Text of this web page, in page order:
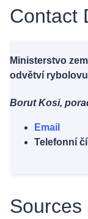
Contact
Ministerstvo
odvětví rybolovu
Borut Kosi,
Email
Telefonní
Sources